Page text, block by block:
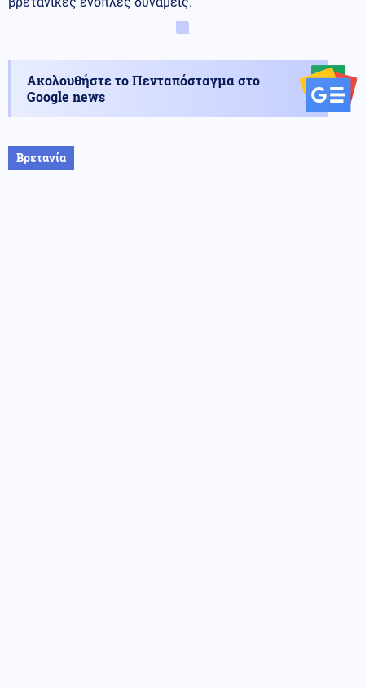
Ακολουθήστε το Πενταπόσταγμα στο
Google news
Βρετανία